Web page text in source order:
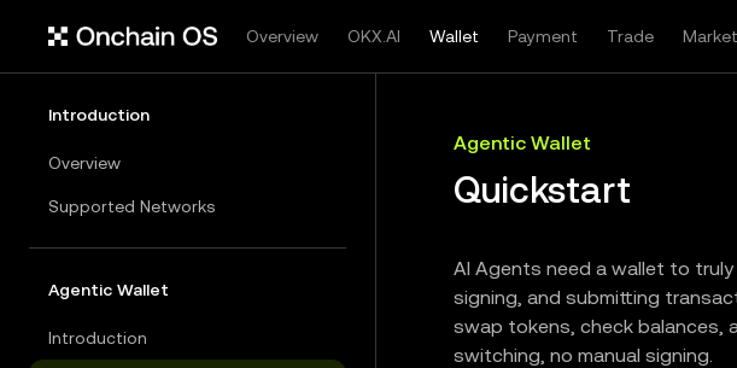
Overview OKX.AI Wallet Payment Trade Market
Introduction
Overview
Supported Networks
Agentic Wallet
Introduction
Agentic Wallet
Quickstart
AI Agents need a wallet to
signing, and submitting
swap tokens, check balances,
switching, no manual signing.